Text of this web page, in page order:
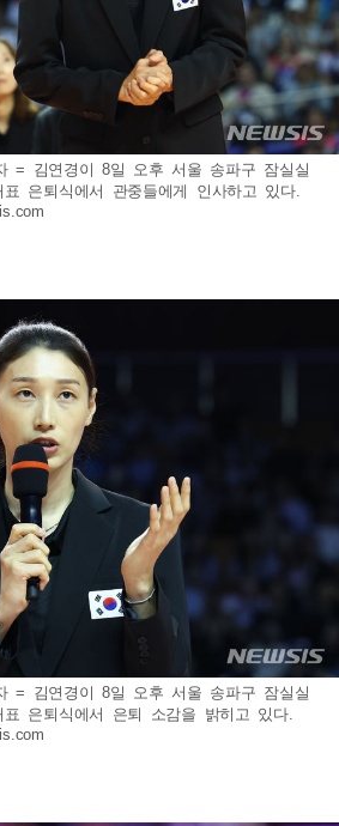
= 김연경이 8일 오후 서울 송파구 잠실실
은퇴식에서 관중들에게 인사하고 있다.
= 김연경이 8일 오후 서울 송파구 잠실실
표 은퇴식에서 은퇴 소감을 밝히고 있다.